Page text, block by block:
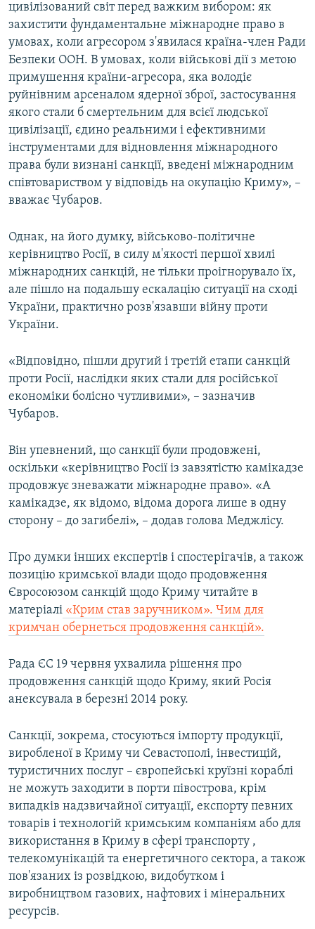
цивілізований світ перед важким вибором: як
захистити фундаментальне міжнародне право в
умовах, коли агресором з'явилася країна-член Ради
Безпеки ООН. В умовах, коли військові дії з метою
примушення країни-агресора, яка володіє
руйнівним арсеналом ядерної зброї, застосування
якого стали б смертельним для всієї людської
цивілізації, єдино реальними і ефективними
інструментами для відновлення міжнародного
права були визнані санкції, введені міжнародним
співтовариством у відповідь на окупацію Криму», –
вважає Чубаров.
Однак, на його думку, військово-політичне
керівництво Росії, в силу м'якості першої хвилі
міжнародних санкцій, не тільки проігнорувало їх,
але пішло на подальшу ескалацію ситуації на сході
України, практично розв'язавши війну проти
України.
«Відповідно, пішли другий і третій етапи санкцій
проти Росії, наслідки яких стали для російської
економіки болісно чутливими», – зазначив
Чубаров.
Він упевнений, що санкції були продовжені,
оскільки «керівництво Росії із завзятістю камікадзе
продовжує зневажати міжнародне право». «А
камікадзе, як відомо, відома дорога лише в одну
сторону – до загибелі», – додав голова Меджлісу.
Про думки інших експертів і спостерігачів, а також
позицію кримської влади щодо продовження
Євросоюзом санкцій щодо Криму читайте в
матеріалі «Крим став заручником». Чим для
кримчан обернеться продовження санкцій».
Рада ЄС 19 червня ухвалила рішення про
продовження санкцій щодо Криму, який Росія
анексувала в березні 2014 року.
Санкції, зокрема, стосуються імпорту продукції,
виробленої в Криму чи Севастополі, інвестицій,
туристичних послуг – європейські круїзні кораблі
не можуть заходити в порти півострова, крім
випадків надзвичайної ситуації, експорту певних
товарів і технологій кримським компаніям або для
використання в Криму в сфері транспорту ,
телекомунікацій та енергетичного сектора, а також
пов'язаних із розвідкою, видобутком і
виробництвом газових, нафтових і мінеральних
ресурсів.